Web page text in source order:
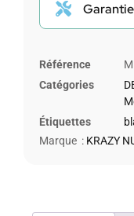
Référence
Catégories
Étiquettes
Marque : KRAZY